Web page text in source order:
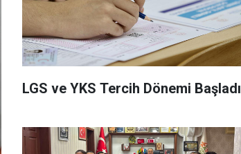
LGS ve YKS Tercih Dönemi Başladı